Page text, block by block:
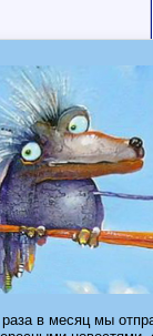
раза в месяц мы
ДЛЯ ВСЕХ